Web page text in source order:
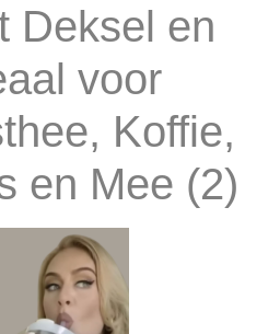
Deksel en
voor
Koffie,
en Mee (2)